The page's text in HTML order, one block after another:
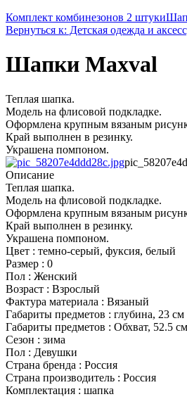
Комплект комбинезонов 2 штуки
Вернуться к: Детская одежда и
Шапки Maxval
Теплая шапка.
Модель на флисовой подкладке.
Оформлена крупным вязаным
Край выполнен в резинку.
Украшена помпоном.
Описание
Теплая шапка.
Модель на флисовой подкладке.
Оформлена крупным вязаным
Край выполнен в резинку.
Украшена помпоном.
Цвет : темно-серый, фуксия, белый
Размер : 0
Пол : Женский
Возраст : Взрослый
Фактура материала : Вязаный
Габариты предметов : глубина, 23 см
Габариты предметов : Обхват, 52.5 см
Сезон : зима
Пол : Девушки
Страна бренда : Россия
Страна производитель : Россия
Комплектация : шапка